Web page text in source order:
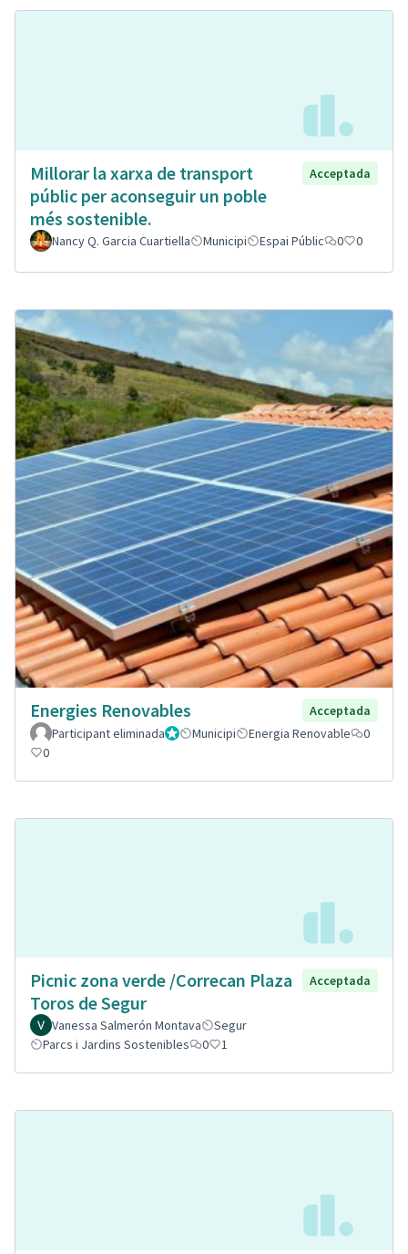
Millorar la xarxa de transport
públic per aconseguir un poble
més sostenible.
Acceptada
Nancy Q. Garcia Cuartiella Municipi Espai Públic 0 0
Energies Renovables
Acceptada
Participant eliminadaAdministrador
Municipi Energia Renovable
0
0
Picnic zona verde /Correcan Plaza
Toros de Segur
Acceptada
Vanessa Salmerón Montava
Segur
Parcs i Jardins Sostenibles
0 1